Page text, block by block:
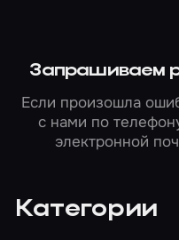
Запрашиваем
Если произошла
с нами по
электронной
Категории